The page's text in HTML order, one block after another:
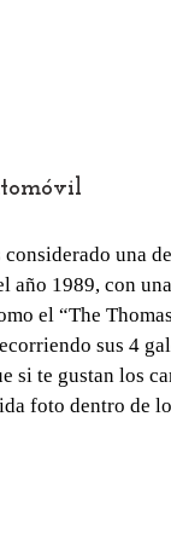
una
año 1989, con
el “The
sus 4
si te gustan los
foto dentro de